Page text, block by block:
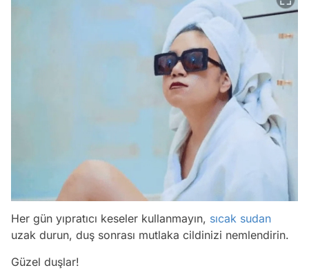
Her gün yıpratıcı keseler kullanmayın, sıcak sudan
uzak durun, duş sonrası mutlaka cildinizi nemlendirin.
Güzel duşlar!